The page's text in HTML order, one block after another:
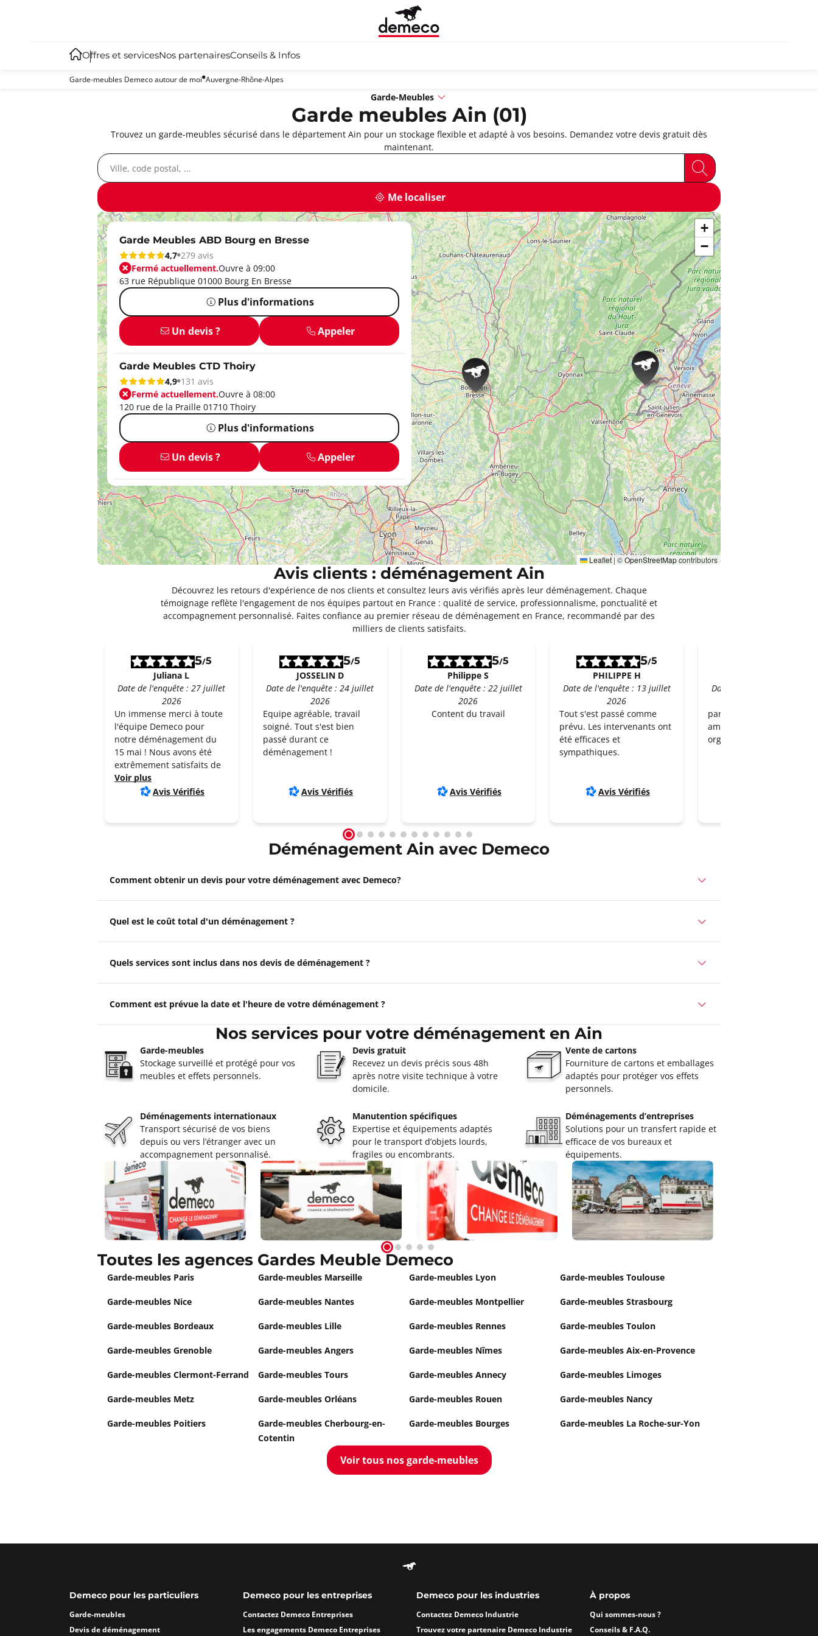
Offres et servicesNos partenairesConseils & Infos
Garde-meubles Demeco autour de moi Auvergne-Rhône-Alpes
Garde-Meubles
Garde meubles Ain (01)
Trouvez un garde-meubles sécurisé dans le département Ain pour un stockage flexible et adapté à vos besoins. Demandez votre devis gratuit dès
maintenant.
Me localiser
Garde Meubles ABD Bourg en Bresse
4,7 279 avis
Fermé actuellement.Ouvre à 09:00
63 rue République 01000 Bourg En Bresse
Plus d'informations
Un devis ? Appeler
Garde Meubles CTD Thoiry
4,9 131 avis
Fermé actuellement.Ouvre à 08:00
120 rue de la Praille 01710 Thoiry
Plus d'informations
Un devis ? Appeler
+
−
Leaflet |©OpenStreetMapcontributors
Avis clients : déménagement Ain
Découvrez les retours d'expérience de nos clients et consultez leurs avis vérifiés après leur déménagement. Chaque
témoignage reflète l'engagement de nos équipes partout en France : qualité de service, professionnalisme, ponctualité et
accompagnement personnalisé. Faites confiance au premier réseau de déménagement en France, recommandé par des
milliers de clients satisfaits.
5/5
Juliana L
Date de l'enquête : 27 juillet
2026
Un immense merci à toute
l'équipe Demeco pour
notre déménagement du
15 mai ! Nous avons été
extrêmement satisfaits de
Voir plus
Avis Vérifiés
5/5
JOSSELIN D
Date de l'enquête : 24 juillet
2026
Equipe agréable, travail
soigné. Tout s'est bien
passé durant ce
déménagement !
Avis Vérifiés
5/5
Philippe S
Date de l'enquête : 22 juillet
2026
Content du travail
Avis Vérifiés
5/5
PHILIPPE H
Date de l'enquête : 13 juillet
2026
Tout s'est passé comme
prévu. Les intervenants ont
été efficaces et
sympathiques.
Avis Vérifiés
Date de l'enquête : 04
parfait, ponctualité,
amabilité, travail très bien
organisé et efficace
Déménagement Ain avec Demeco
Comment obtenir un devis pour votre déménagement avec Demeco?
Quel est le coût total d'un déménagement ?
Quels services sont inclus dans nos devis de déménagement ?
Comment est prévue la date et l'heure de votre déménagement ?
Nos services pour votre déménagement en Ain
Garde-meubles
Stockage surveillé et protégé pour vos
meubles et effets personnels.
Devis gratuit
Recevez un devis précis sous 48h
après notre visite technique à votre
domicile.
Vente de cartons
Fourniture de cartons et emballages
adaptés pour protéger vos effets
personnels.
Déménagements internationaux
Transport sécurisé de vos biens
depuis ou vers l’étranger avec un
accompagnement personnalisé.
Manutention spécifiques
Expertise et équipements adaptés
pour le transport d’objets lourds,
fragiles ou encombrants.
Déménagements d’entreprises
Solutions pour un transfert rapide et
efficace de vos bureaux et
équipements.
Toutes les agences Gardes Meuble Demeco
Garde-meubles Paris Garde-meubles Marseille Garde-meubles Lyon Garde-meubles Toulouse
Garde-meubles Nice Garde-meubles Nantes Garde-meubles Montpellier Garde-meubles Strasbourg
Garde-meubles Bordeaux Garde-meubles Lille Garde-meubles Rennes Garde-meubles Toulon
Garde-meubles Grenoble Garde-meubles Angers Garde-meubles Nîmes Garde-meubles Aix-en-Provence
Garde-meubles Clermont-Ferrand Garde-meubles Tours Garde-meubles Annecy Garde-meubles Limoges
Garde-meubles Metz Garde-meubles Orléans Garde-meubles Rouen Garde-meubles Nancy
Garde-meubles Poitiers
Garde-meubles Cherbourg-en-
Cotentin
Garde-meubles Bourges Garde-meubles La Roche-sur-Yon
Voir tous nos garde-meubles
Demeco pour les particuliers
Garde-meubles
Devis de déménagement
Demeco pour les entreprises
Contactez Demeco Entreprises
Les engagements Demeco Entreprises
Demeco pour les industries
Contactez Demeco Industrie
Trouvez votre partenaire Demeco Industrie
À propos
Qui sommes-nous ?
Conseils & F.A.Q.